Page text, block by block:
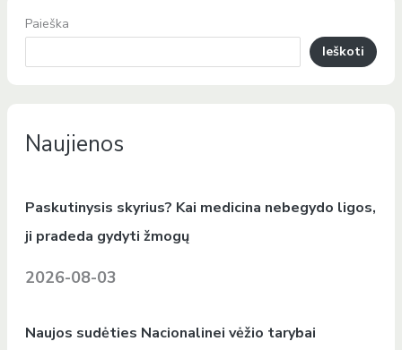
Paieška
Ieškoti
Naujienos
Paskutinysis skyrius? Kai medicina nebegydo ligos,
ji pradeda gydyti žmogų
2026-08-03
Naujos sudėties Nacionalinei vėžio tarybai